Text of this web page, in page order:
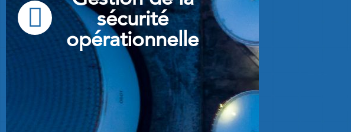
sécurité
opérationnelle